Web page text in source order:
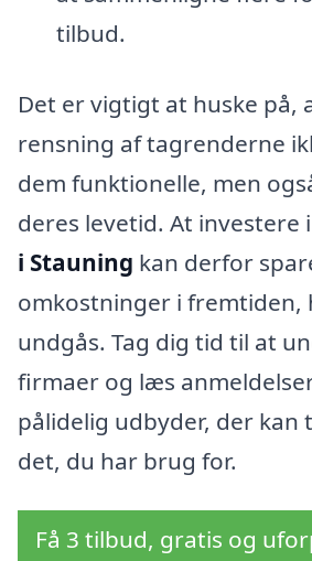
tilbud.
Det er vigtigt at huske på,
rensning af tagrenderne
dem funktionelle, men
deres levetid. At investere i
i Stauning kan derfor
omkostninger i fremtiden,
undgås. Tag dig tid til at
firmaer og læs
pålidelig udbyder, der kan
det, du har brug for.
Få 3 tilbud, gratis og